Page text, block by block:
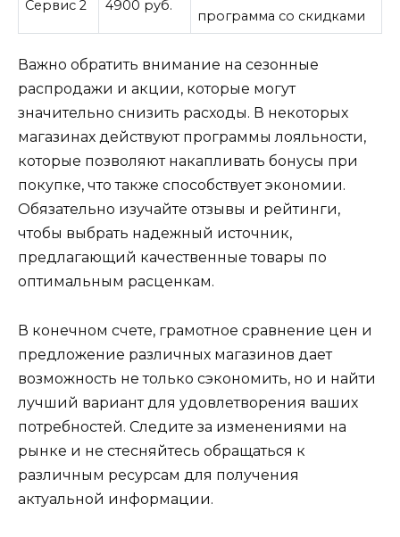
Сервис 2 4900 руб.
программа со скидками
Важно обратить внимание на сезонные
распродажи и акции, которые могут
значительно снизить расходы. В некоторых
магазинах действуют программы лояльности,
которые позволяют накапливать бонусы при
покупке, что также способствует экономии.
Обязательно изучайте отзывы и рейтинги,
чтобы выбрать надежный источник,
предлагающий качественные товары по
оптимальным расценкам.
В конечном счете, грамотное сравнение цен и
предложение различных магазинов дает
возможность не только сэкономить, но и найти
лучший вариант для удовлетворения ваших
потребностей. Следите за изменениями на
рынке и не стесняйтесь обращаться к
различным ресурсам для получения
актуальной информации.